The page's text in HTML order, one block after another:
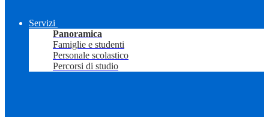
Servizi
Panoramica
Famiglie e studenti
Personale scolastico
Percorsi di studio